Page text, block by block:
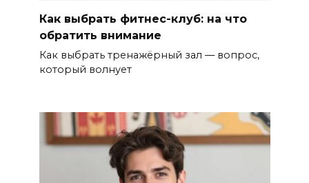
Как выбрать фитнес-клуб: на что
обратить внимание
Как выбрать тренажёрный зал — вопрос,
который волнует